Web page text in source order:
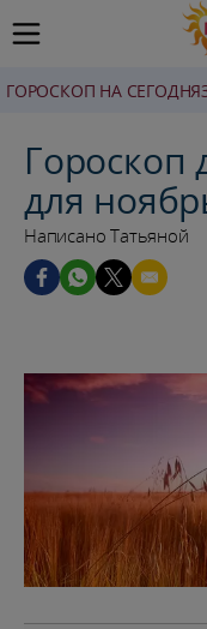
ГОРОСКОП НА СЕГОДНЯ
Гороскоп
для
Написано Татьяной